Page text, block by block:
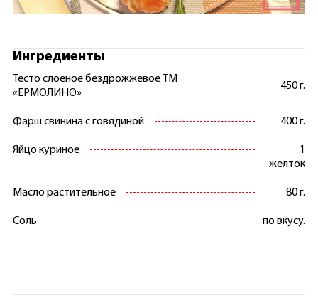
Ингредиенты
Тесто слоеное бездрожжевое ТМ
«ЕРМОЛИНО»
450 г.
Фарш свинина с говядиной 400 г.
Яйцо куриное
1
желток
Масло растительное 80 г.
Соль по вкусу.